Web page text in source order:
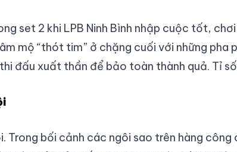
set 2 khi LPB Ninh Bình nhập cuộc tốt,
mộ “thót tim” ở chặng cuối với những
đấu xuất thần để bảo toàn thành quả. Tỉ
Trong bối cảnh các ngôi sao trên hàng